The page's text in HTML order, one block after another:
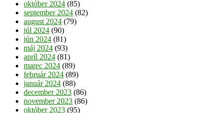
október 2024 (85)
september 2024 (82)
august 2024 (79)
júl 2024 (90)
jún 2024 (81)
máj 2024 (93)
apríl 2024 (81)
marec 2024 (89)
február 2024 (89)
január 2024 (88)
december 2023 (86)
november 2023 (86)
október 2023 (95)